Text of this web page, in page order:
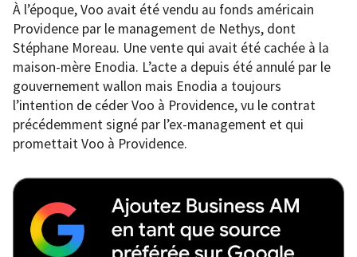
À l’époque, Voo avait été vendu au fonds américain
Providence par le management de Nethys, dont
Stéphane Moreau. Une vente qui avait été cachée à la
maison-mère Enodia. L’acte a depuis été annulé par le
gouvernement wallon mais Enodia a toujours
l’intention de céder Voo à Providence, vu le contrat
précédemment signé par l’ex-management et qui
promettait Voo à Providence.